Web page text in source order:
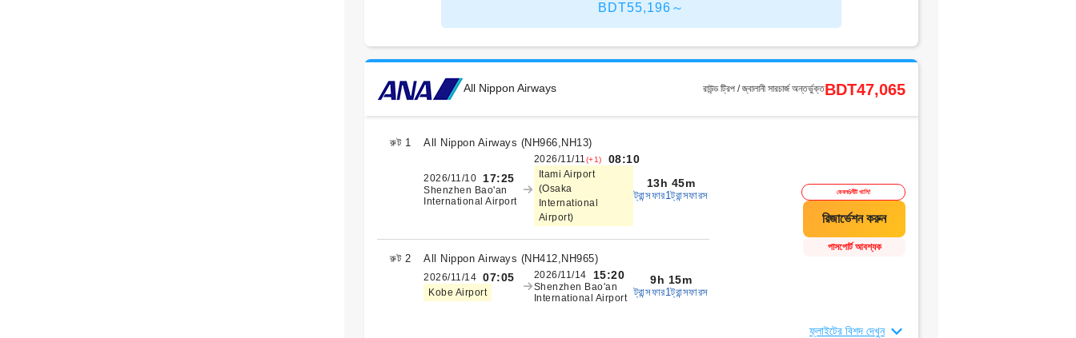
BDT55,196～
All Nippon Airways রাউন্ড ট্রিপ / জ্বালানী সারচার্জ অন্তর্ভুক্তBDT47,065
রুট 1 All Nippon Airways (NH966,NH13)
2026/11/10 17:25
Shenzhen Bao'an
International Airport
2026/11/11(+1) 08:10
Itami Airport
(Osaka
International
Airport)
13h 45m
ট্রান্সফার1ট্রান্সফারস
রুট 2 All Nippon Airways (NH412,NH965)
2026/11/14 07:05
Kobe Airport
2026/11/14 15:20
Shenzhen Bao'an
International Airport
9h 15m
ট্রান্সফার1ট্রান্সফারস
কেবল6সীট খালি!
পাসপোর্ট আবশ্যক
ফ্লাইটের বিশদ দেখুন